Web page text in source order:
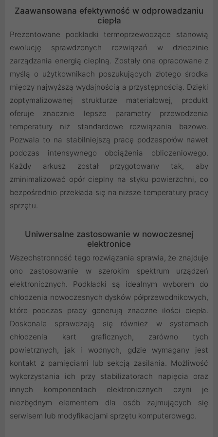
Zaawansowana efektywność w odprowadzaniu
ciepła
Prezentowane podkładki termoprzewodzące stanowią
ewolucję sprawdzonych rozwiązań w dziedzinie
zarządzania energią cieplną. Zostały one opracowane z
myślą o użytkownikach poszukujących złotego środka
między najwyższą wydajnością a przystępnością. Dzięki
zoptymalizowanej strukturze materiałowej, produkt
oferuje znacznie lepsze parametry przewodzenia
temperatury niż standardowe rozwiązania bazowe.
Pozwala to na stabilniejszą pracę podzespołów nawet
podczas intensywnego obciążenia obliczeniowego.
Każdy arkusz został przygotowany tak, aby
zminimalizować opór cieplny na styku powierzchni, co
bezpośrednio przekłada się na niższe temperatury pracy
sprzętu.
Uniwersalne zastosowanie w nowoczesnej
elektronice
Wszechstronność tego rozwiązania sprawia, że znajduje
ono zastosowanie w szerokim spektrum urządzeń
elektronicznych. Podkładki są idealnym wyborem do
chłodzenia nowoczesnych dysków półprzewodnikowych,
które podczas pracy generują znaczne ilości ciepła.
Doskonale sprawdzają się również w systemach
chłodzenia kart graficznych, zarówno tych
powietrznych, jak i wodnych, gdzie wymagany jest
kontakt z pamięciami lub sekcją zasilania. Możliwość
wykorzystania ich przy stabilizatorach napięcia oraz
innych komponentach elektronicznych czyni je
niezbędnym elementem dla osób zajmujących się
serwisem lub modyfikacjami sprzętu komputerowego.